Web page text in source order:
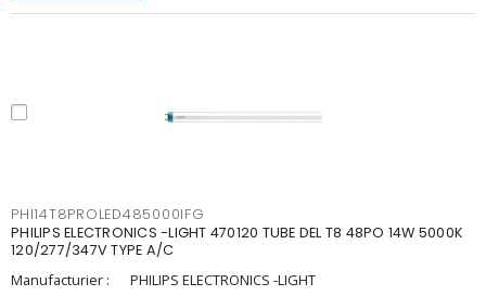
PHI14T8PROLED485000IFG
PHILIPS ELECTRONICS -LIGHT 470120 TUBE DEL T8 48PO 14W 5000K
120/277/347V TYPE A/C
Manufacturier :
PHILIPS ELECTRONICS -LIGHT